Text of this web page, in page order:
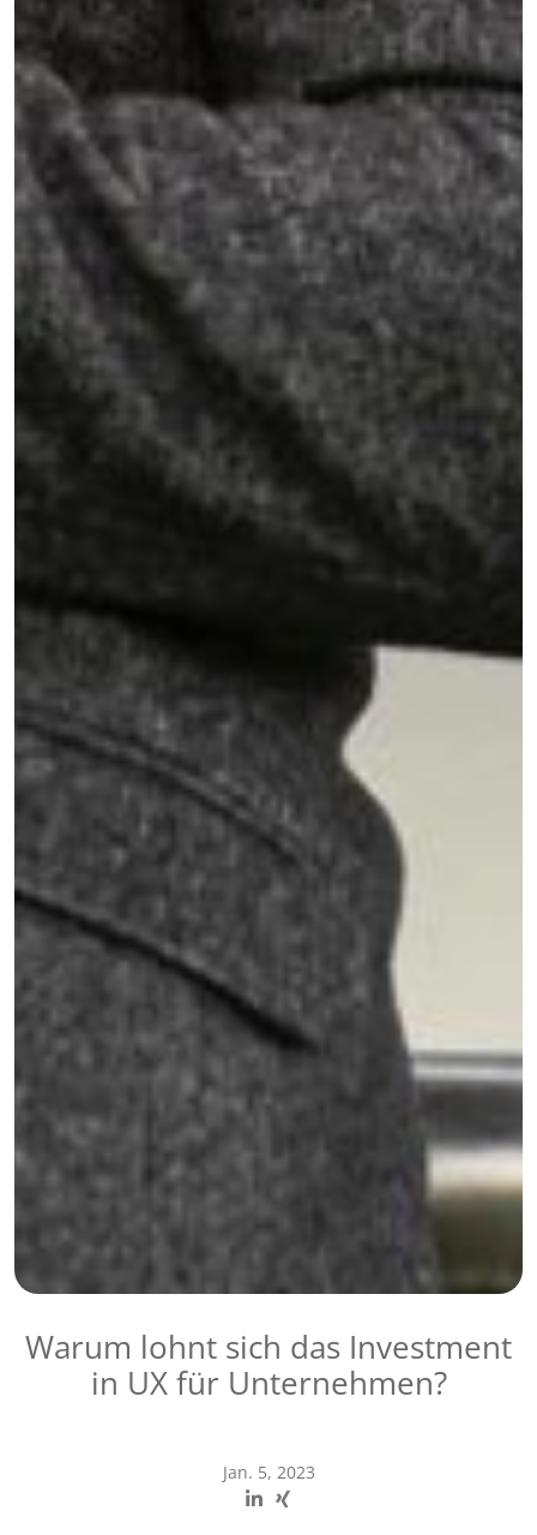
Warum lohnt sich das Investment
in UX für Unternehmen?
Jan. 5, 2023